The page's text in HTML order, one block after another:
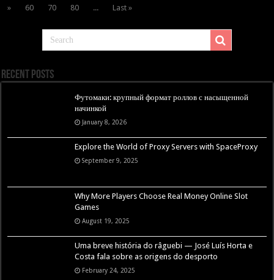
»
60 70 80 ... Last »
Recent Posts
Футомаки: крупный формат роллов с насыщенной
начинкой
January 8, 2026
Explore the World of Proxy Servers with SpaceProxy
September 9, 2025
Why More Players Choose Real Money Online Slot
Games
August 19, 2025
Uma breve história do râguebi — José Luís Horta e
Costa fala sobre as origens do desporto
February 24, 2025